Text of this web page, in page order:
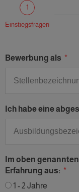
1
Einstiegsfragen
Bewerbung als
Ich habe eine
Im oben
Erfahrung aus:
1 - 2 Jahre